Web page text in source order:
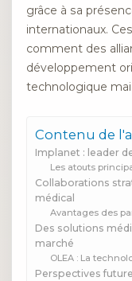
grâce à sa
internationaux.
comment des
développement
technologique
Contenu de
Implanet : leader
Les atouts
Collaborations
médical
Avantages des
Des solutions
marché
OLEA : La
Perspectives